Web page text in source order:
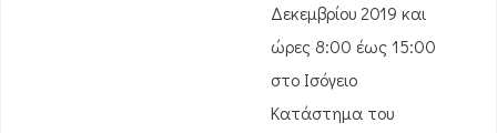
Δεκεμβρίου 2019 και
ώρες 8:00 έως 15:00
στο Ισόγειο
Κατάστημα του